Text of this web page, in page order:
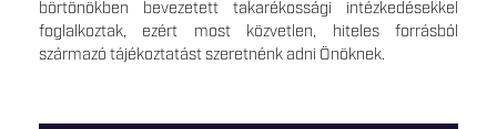
börtönökben bevezetett takarékossági intézkedésekkel
foglalkoztak, ezért most közvetlen, hiteles forrásból
származó tájékoztatást szeretnénk adni Önöknek.